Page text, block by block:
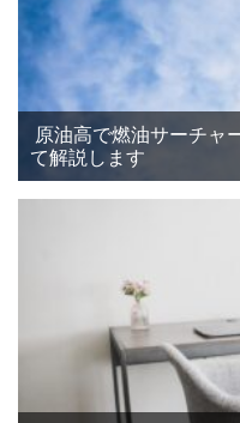
原油高で燃油サーチャ
て解説します